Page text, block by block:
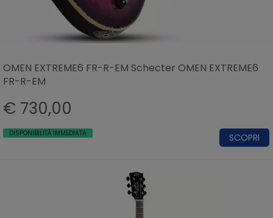
OMEN EXTREME6 FR-R-EM Schecter OMEN EXTREME6
FR-R-EM
€ 730,00
DISPONIBILITÀ IMMEDIATA SCOPRI